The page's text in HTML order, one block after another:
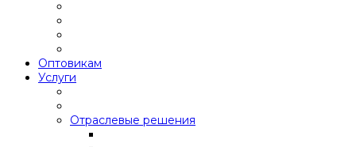
Оптовикам
Услуги
Отраслевые решения